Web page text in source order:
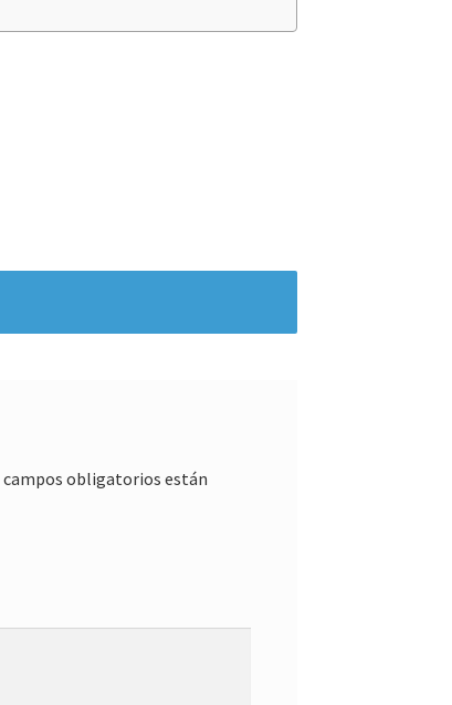
campos obligatorios están